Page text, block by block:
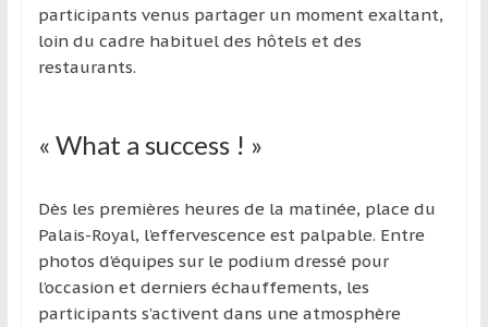
pays
participants venus partager un moment exaltant,
loin du cadre habituel des hôtels et des
restaurants.
« What a success ! »
Dès les premières heures de la matinée, place du
Palais-Royal, l’effervescence est palpable. Entre
photos d’équipes sur le podium dressé pour
l’occasion et derniers échauffements, les
participants s’activent dans une atmosphère